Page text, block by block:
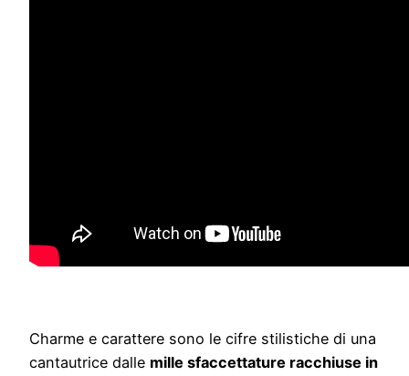
Charme e carattere sono le cifre stilistiche di una
cantautrice dalle mille sfaccettature racchiuse in